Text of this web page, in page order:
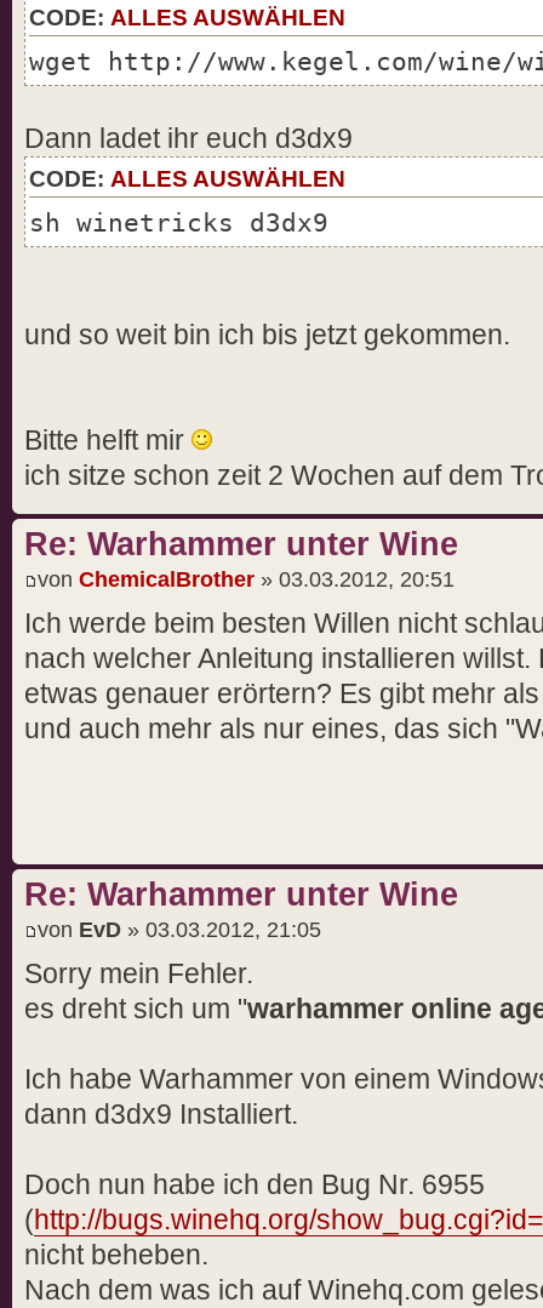
CODE: ALLES AUSWÄHLEN
wget http://www.kegel.com/wine/
Dann ladet ihr euch d3dx9
CODE: ALLES AUSWÄHLEN
sh winetricks d3dx9
und so weit bin ich bis jetzt gekommen.
Bitte helft mir
ich sitze schon zeit 2 Wochen auf dem
Re: Warhammer unter Wine
von ChemicalBrother » 03.03.2012, 20:51
Ich werde beim besten Willen nicht
nach welcher Anleitung installieren
etwas genauer erörtern? Es gibt mehr
und auch mehr als nur eines, das sich
Re: Warhammer unter Wine
von EvD » 03.03.2012, 21:05
Sorry mein Fehler.
es dreht sich um "warhammer online
Ich habe Warhammer von einem
dann d3dx9 Installiert.
Doch nun habe ich den Bug Nr. 6955
(http://bugs.winehq.org/
nicht beheben.
Nach dem was ich auf Winehq.com